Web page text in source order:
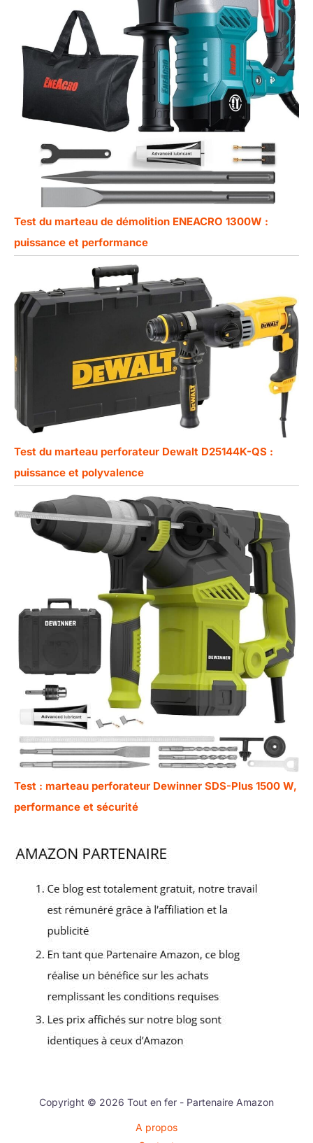
Test du marteau de démolition ENEACRO 1300W :
puissance et performance
Test du marteau perforateur Dewalt D25144K-QS :
puissance et polyvalence
Test : marteau perforateur Dewinner SDS-Plus 1500 W,
performance et sécurité
Copyright © 2026 Tout en fer - Partenaire Amazon
A propos